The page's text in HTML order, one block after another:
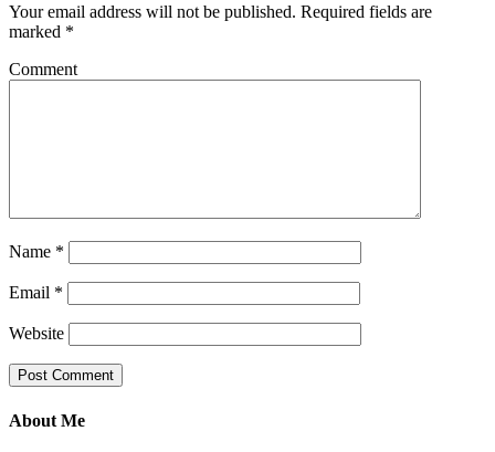
Your email address will not be published. Required fields are
marked *
Comment
Name *
Email *
Website
About Me